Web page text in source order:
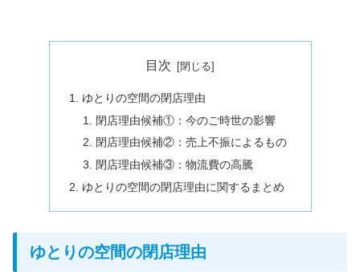
目次
ゆとりの空間の閉店理由
閉店理由候補①：今のご時世の影響
閉店理由候補②：売上不振によるもの
閉店理由候補③：物流費の高騰
ゆとりの空間の閉店理由に関するまとめ
ゆとりの空間の閉店理由